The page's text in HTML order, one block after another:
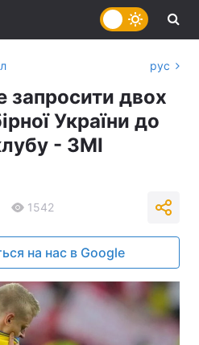
рус
запросити двох
України до
- ЗМІ
1542
на нас в Google